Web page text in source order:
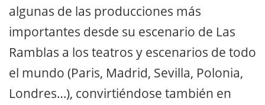
algunas de las producciones más
importantes desde su escenario de Las
Ramblas a los teatros y escenarios de todo
el mundo (Paris, Madrid, Sevilla, Polonia,
Londres…), convirtiéndose también en